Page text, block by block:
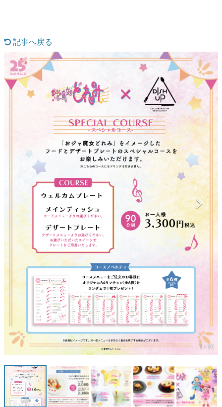
「経験値」「裏技」「ラスボス」… ゲームにまつわる言葉
の起源や用法の変遷を、コンピューター文化史研究家・タ
カテゴリ
女性向け
アプリレビュー
その他
電ファミニコゲーマーとは？
運営：株式会社マレ